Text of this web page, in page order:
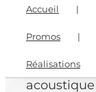
produits
Accueil |
Promos |
Réalisations
DIRAC Live
correction
acoustique